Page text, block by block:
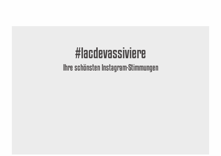
#lacdevassiviere
Ihre schönsten Instagram-Stimmungen